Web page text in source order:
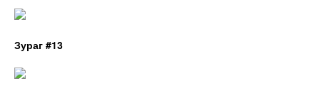
Зураг #13